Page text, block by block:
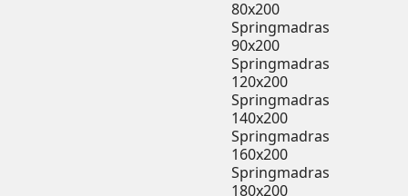
80x200
Springmadras
90x200
Springmadras
120x200
Springmadras
140x200
Springmadras
160x200
Springmadras
180x200